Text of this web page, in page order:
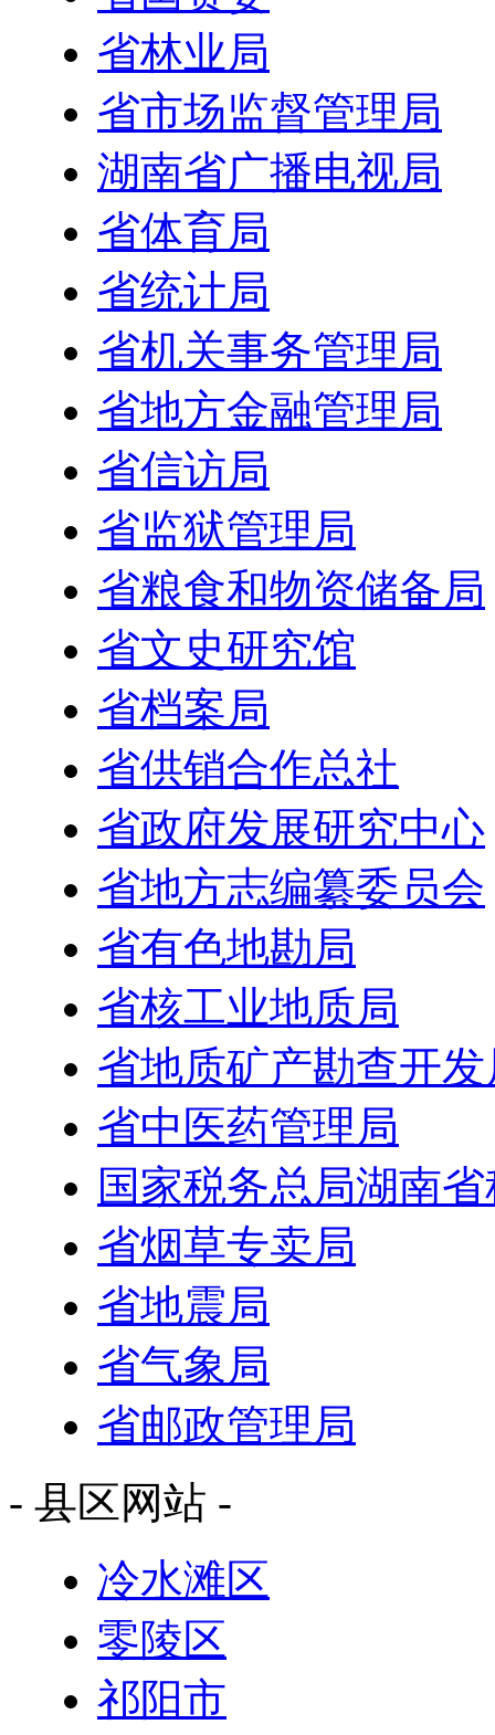
省林业局
省市场监督管理局
湖南省广播电视局
省体育局
省统计局
省机关事务管理局
省地方金融管理局
省信访局
省监狱管理局
省粮食和物资储备局
省文史研究馆
省档案局
省供销合作总社
省政府发展研究中心
省地方志编纂委员会
省有色地勘局
省核工业地质局
省地质矿产勘查开发
省中医药管理局
国家税务总局湖南
省烟草专卖局
省地震局
省气象局
省邮政管理局
- 县区网站 -
冷水滩区
零陵区
祁阳市